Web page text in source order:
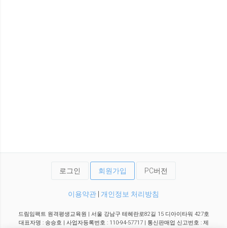
로그인 회원가입 PC버전
이용약관 개인정보 처리방침
드림임팩트 원격평생교육원 | 서울 강남구 테헤란로82길 15 디아이타워 427호
대표자명 : 송승호 | 사업자등록번호 : 110-94-57717 | 통신판매업 신고번호 : 제